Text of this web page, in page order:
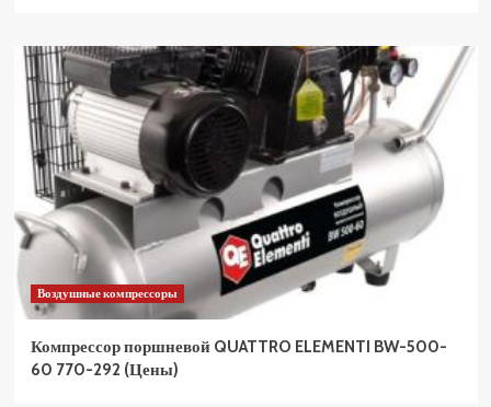
Воздушные компрессоры
Компрессор поршневой QUATTRO ELEMENTI BW-500-
60 770-292 (Цены)